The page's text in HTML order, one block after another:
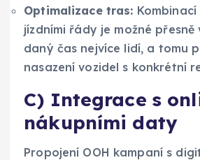
Optimalizace tras:
jízdními řády je možné přesně
daný čas nejvíce lidí, a tomu
nasazení vozidel s konkrétní
C) Integrace s
nákupními daty
Propojení OOH kampaní s